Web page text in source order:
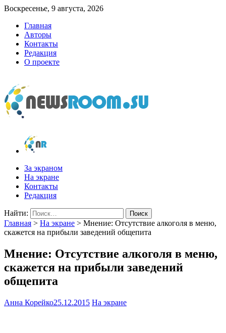
Воскресенье, 9 августа, 2026
Главная
Авторы
Контакты
Редакция
О проекте
newsroom.su
Новости о новостях
За экраном
На экране
Контакты
Редакция
Найти:
Главная > На экране > Мнение: Отсутствие алкоголя в меню,
скажется на прибыли заведений общепита
Мнение: Отсутствие алкоголя в меню,
скажется на прибыли заведений
общепита
Анна Корейко25.12.2015 На экране